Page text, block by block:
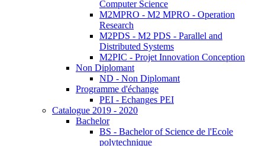
Computer Science
M2MPRO - M2 MPRO - Operation
Research
M2PDS - M2 PDS - Parallel and
Distributed Systems
M2PIC - Projet Innovation Conception
Non Diplomant
ND - Non Diplomant
Programme d'échange
PEI - Echanges PEI
Catalogue 2019 - 2020
Bachelor
BS - Bachelor of Science de l'Ecole
polytechnique